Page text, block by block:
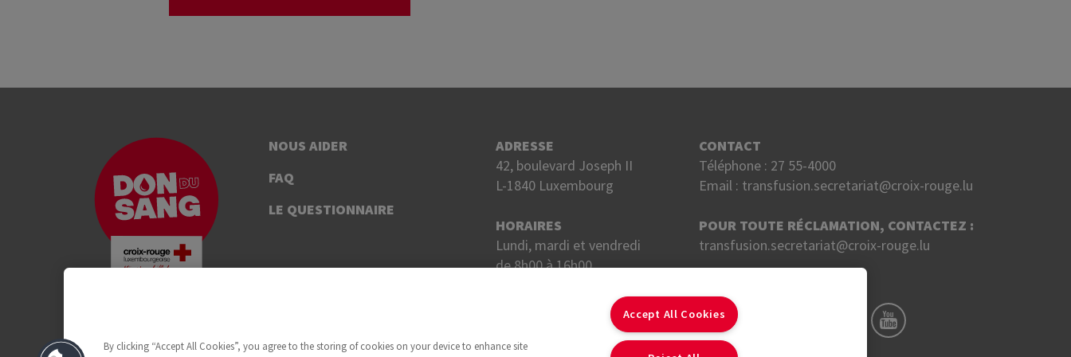
NOUS AIDER
FAQ
LE QUESTIONNAIRE
ADRESSE
42, boulevard Joseph II
L-1840 Luxembourg
HORAIRES
Lundi, mardi et vendredi
de 8h00 à 16h00.
CONTACT
Téléphone : 27 55-4000
Email : transfusion.secretariat@croix-rouge.lu
POUR TOUTE RÉCLAMATION, CONTACTEZ :
transfusion.secretariat@croix-rouge.lu
By clicking “Accept All Cookies”, you agree to the storing of cookies on your device to enhance site
Accept All Cookies